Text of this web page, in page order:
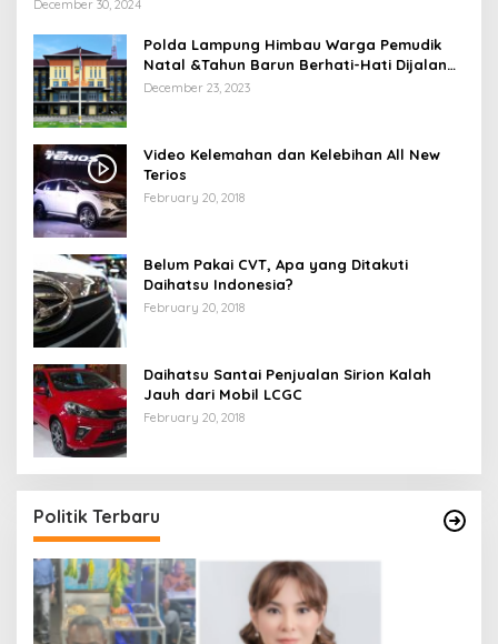
December 30, 2024
Polda Lampung Himbau Warga Pemudik
Natal &Tahun Barun Berhati-Hati Dijalan
Saat Melintas di -Titik Rawan Kecelakaan
December 23, 2023
Video Kelemahan dan Kelebihan All New
Terios
February 20, 2018
Belum Pakai CVT, Apa yang Ditakuti
Daihatsu Indonesia?
February 20, 2018
Daihatsu Santai Penjualan Sirion Kalah
Jauh dari Mobil LCGC
February 20, 2018
Politik Terbaru